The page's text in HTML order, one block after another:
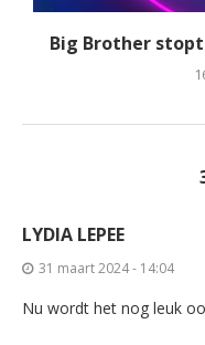
Big Brother
LYDIA LEPEE
31 maart 2024 - 14:04
Nu wordt het nog leuk